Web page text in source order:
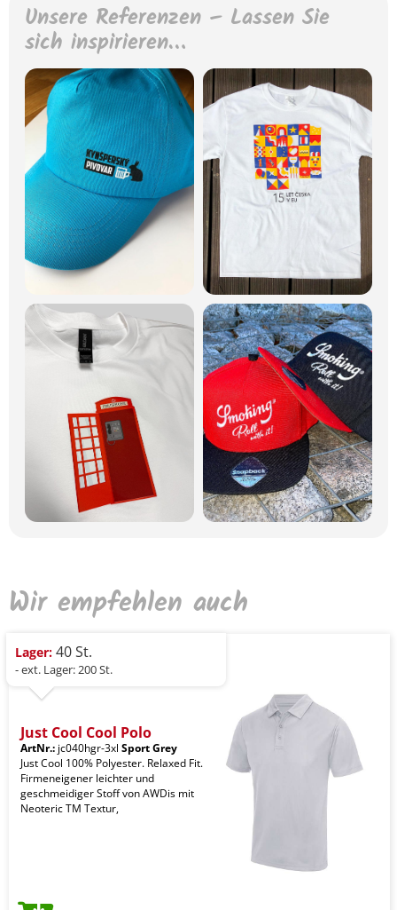
Unsere Referenzen – Lassen Sie
sich inspirieren…
Wir empfehlen auch
Lager: 40 St.
- ext. Lager: 200 St.
Just Cool Cool Polo
ArtNr.: jc040hgr-3xl Sport Grey
Just Cool 100% Polyester. Relaxed Fit.
Firmeneigener leichter und
geschmeidiger Stoff von AWDis mit
Neoteric TM Textur,